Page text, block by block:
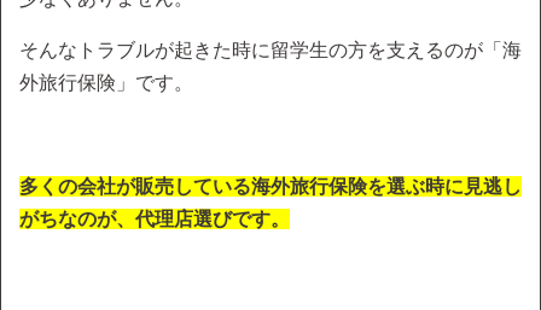
そんなトラブルが起きた時に留学生の方を支えるのが「海
外旅行保険」です。
多くの会社が販売している海外旅行保険を選ぶ時に見逃し
がちなのが、代理店選びです。